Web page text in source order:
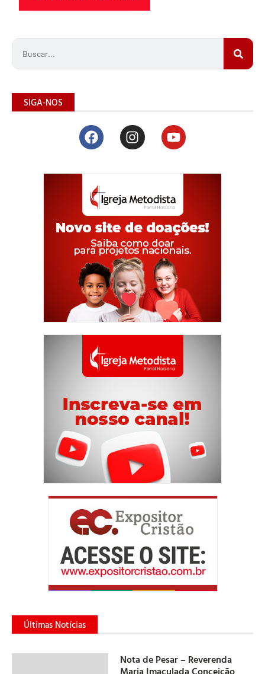
SIGA-NOS
Últimas Notícias
Nota de Pesar – Reverenda
Maria Imaculada Conceição